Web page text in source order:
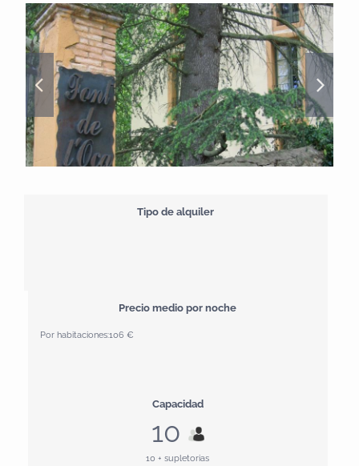
Tipo de alquiler
Precio medio por noche
Por habitaciones:106 €
Capacidad
10
10 + supletorias